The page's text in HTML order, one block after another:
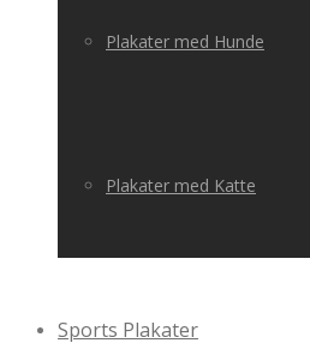
Plakater med Hunde
Plakater med Katte
Sports Plakater